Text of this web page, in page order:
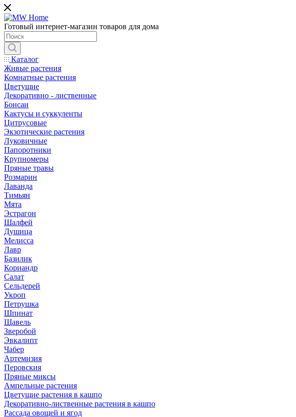
Готовый интернет-магазин товаров для дома
Каталог
Живые растения
Комнатные растения
Цветущие
Декоративно - лиственные
Бонсаи
Кактусы и суккуленты
Цитрусовые
Экзотические растения
Луковичные
Папоротники
Крупномеры
Пряные травы
Розмарин
Лаванда
Тимьян
Мята
Эстрагон
Шалфей
Душица
Мелисса
Лавр
Базилик
Кориандр
Салат
Сельдерей
Укроп
Петрушка
Шпинат
Щавель
Зверобой
Эвкалипт
Чабер
Артемизия
Перовския
Пряные миксы
Ампельные растения
Цветущие растения в кашпо
Декоративно-лиственные растения в кашпо
Рассада овощей и ягод